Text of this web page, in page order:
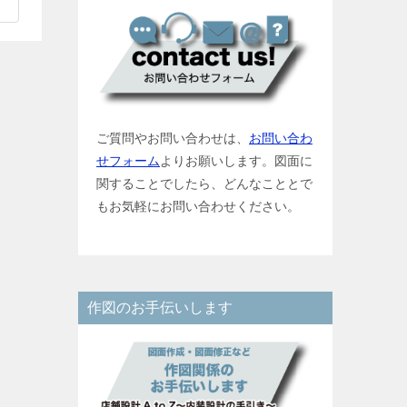
ご質問やお問い合わせは、 お問い合わ
せフォームよりお願いします。図面に
関することでしたら、どんなこととで
もお気軽にお問い合わせください。
作図のお手伝いします